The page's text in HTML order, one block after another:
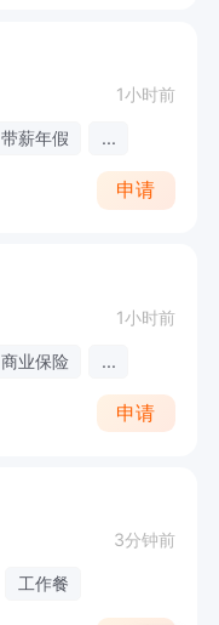
1小时前
带薪年假 ...
申请
1小时前
商业保险 ...
申请
3分钟前
工作餐